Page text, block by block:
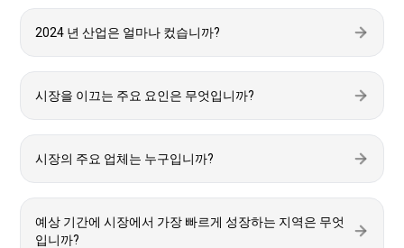
2024 년 산업은 얼마나 컸습니까?
시장을 이끄는 주요 요인은 무엇입니까?
시장의 주요 업체는 누구입니까?
예상 기간에 시장에서 가장 빠르게 성장하는 지역은 무엇
입니까?